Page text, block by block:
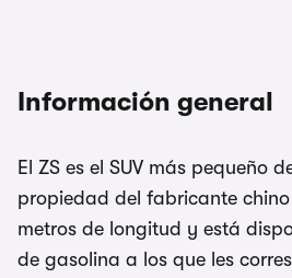
Información general
El ZS es el SUV más pequeño
propiedad del fabricante chino
metros de longitud y está
de gasolina a los que les